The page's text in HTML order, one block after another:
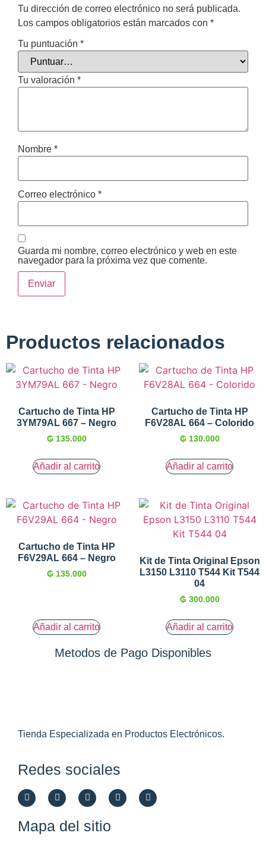
Tu dirección de correo electrónico no será publicada.
Los campos obligatorios están marcados con *
Tu puntuación *
Tu valoración *
Nombre *
Correo electrónico *
Guarda mi nombre, correo electrónico y web en este
navegador para la próxima vez que comente.
Productos relacionados
Cartucho de Tinta HP
3YM79AL 667 – Negro
₲ 135.000
Añadir al carrito
Cartucho de Tinta HP
F6V28AL 664 – Colorido
₲ 130.000
Añadir al carrito
Cartucho de Tinta HP
F6V29AL 664 – Negro
₲ 135.000
Añadir al carrito
Kit de Tinta Original Epson
L3150 L3110 T544 Kit T544
04
₲ 300.000
Añadir al carrito
Metodos de Pago Disponibles
Tienda Especializada en Productos Electrónicos.
Redes sociales
Mapa del sitio